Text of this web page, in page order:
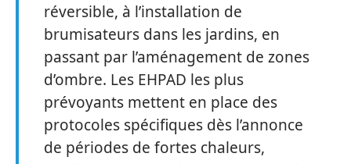
réversible, à l’installation de
brumisateurs dans les jardins, en
passant par l’aménagement de zones
d’ombre. Les EHPAD les plus
prévoyants mettent en place des
protocoles spécifiques dès l’annonce
de périodes de fortes chaleurs,